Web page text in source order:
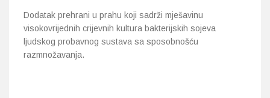
Dodatak prehrani u prahu koji sadrži mješavinu
visokovrijednih crijevnih kultura bakterijskih sojeva
ljudskog probavnog sustava sa sposobnošću
razmnožavanja.